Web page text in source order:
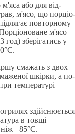
м'яса або для вiд­
м'ясо, що порцiо­
повторному
м'ясо
год) зберiгатись у
смажать з двох
шкiрки, а по­
температурi
здiйсню­ється
в товщi
+85°C.